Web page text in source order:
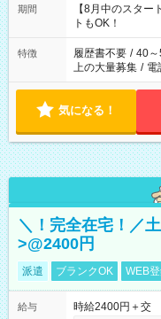
「できれば残業
ね。 ※Wワーク希望の方へ 今ご覧のお仕事で希望する勤務時間
と、もう1つのお
合は応募できませ
期間
【8月中のスタ
トもOK！
特徴 履歴書不要 / 40～
上の大量募集 / 電
気になる！
＼！完全在宅！／
>@2400円
派遣 ブランクOK WEB
給与
時給2400円＋交